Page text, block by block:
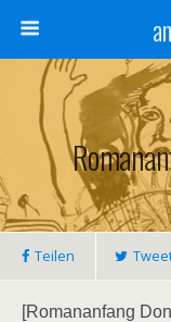
Teilen
[Romananfang